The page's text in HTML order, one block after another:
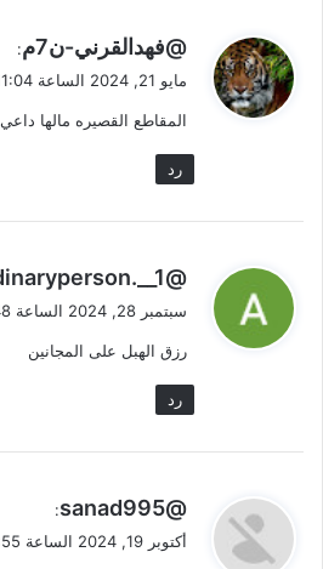
ي
ل
@فهدالقرني-ن7م
:
مايو 21, 2024 الساعة 11:04 م
المقاطع القصيره مالها داعي
رد
ي
ل
@ordinaryperson.__1
سبتمبر 28, 2024 الساعة 8:48 ص
رزق الهبل على المجانين
رد
ي
ق
@sanad995
:
أكتوبر 19, 2024 الساعة 10:55 ص